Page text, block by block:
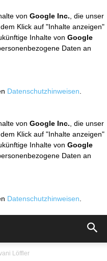
von Google Inc. , die unser
Klick auf "Inhalte anzeigen"
Inhalte von Google
Daten an
Datenschutzhinweisen
von Google Inc. , die unser
Klick auf "Inhalte anzeigen"
Inhalte von Google
Daten an
Datenschutzhinweisen
Löffler